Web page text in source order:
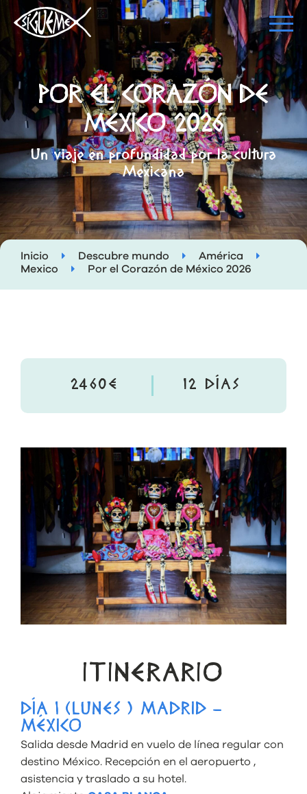
POR EL CORAZÓN DE
MÉXICO 2026
Un viaje en profundidad por la cultura
Mexicana
Inicio Descubre mundo
América
Mexico
Por el Corazón de México 2026
2460€ 12 DÍAS
ITINERARIO
DÍA 1 (LUNES ) MADRID –
MÉXICO
Salida desde Madrid en vuelo de línea regular con
destino México. Recepción en el aeropuerto ,
asistencia y traslado a su hotel.